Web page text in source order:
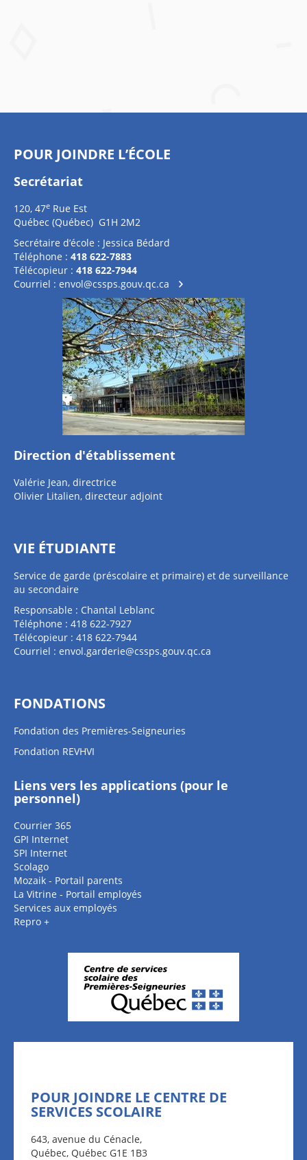
POUR JOINDRE L’ÉCOLE
Secrétariat
120, 47e Rue Est
Québec (Québec) G1H 2M2
Secrétaire d’école : Jessica Bédard
Téléphone : 418 622-7883
Télécopieur : 418 622-7944
Courriel : envol@cssps.gouv.qc.ca
Direction d'établissement
Valérie Jean, directrice
Olivier Litalien, directeur adjoint
VIE ÉTUDIANTE
Service de garde (préscolaire et primaire) et de surveillance
au secondaire
Responsable : Chantal Leblanc
Téléphone : 418 622-7927
Télécopieur : 418 622-7944
Courriel : envol.garderie@cssps.gouv.qc.ca
FONDATIONS
Fondation des Premières-Seigneuries
Fondation REVHVI
Liens vers les applications (pour le
personnel)
Courrier 365
GPI Internet
SPI Internet
Scolago
Mozaik - Portail parents
La Vitrine - Portail employés
Services aux employés
Repro +
POUR JOINDRE LE CENTRE DE
SERVICES SCOLAIRE
643, avenue du Cénacle,
Québec, Québec G1E 1B3